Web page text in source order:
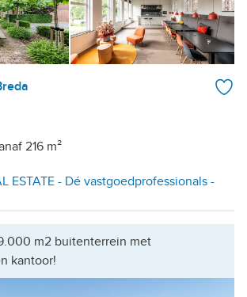
216 m²
ESTATE - Dé vastgoedprofessionals -
m2 buitenterrein met
kantoor!